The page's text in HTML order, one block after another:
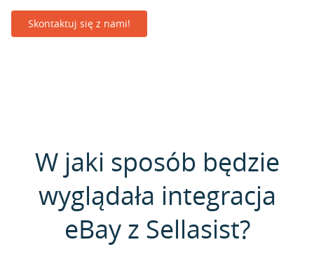
Skontaktuj się z nami!
W jaki sposób będzie
wyglądała integracja
eBay z Sellasist?